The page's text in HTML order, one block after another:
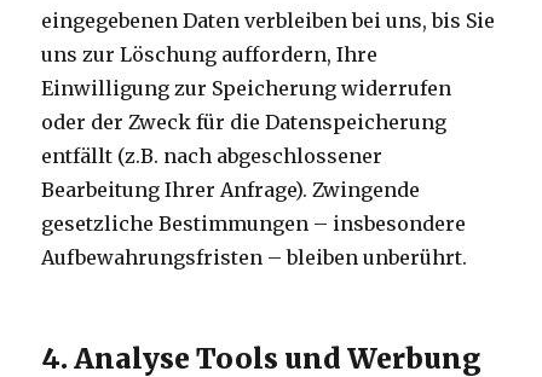
eingegebenen Daten verbleiben bei uns, bis Sie
uns zur Löschung auffordern, Ihre
Einwilligung zur Speicherung widerrufen
oder der Zweck für die Datenspeicherung
entfällt (z.B. nach abgeschlossener
Bearbeitung Ihrer Anfrage). Zwingende
gesetzliche Bestimmungen – insbesondere
Aufbewahrungsfristen – bleiben unberührt.
4. Analyse Tools und Werbung